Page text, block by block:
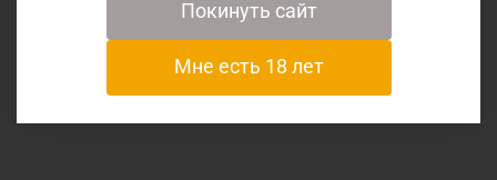
Характеристики
Покинуть сайт
Мне есть 18 лет